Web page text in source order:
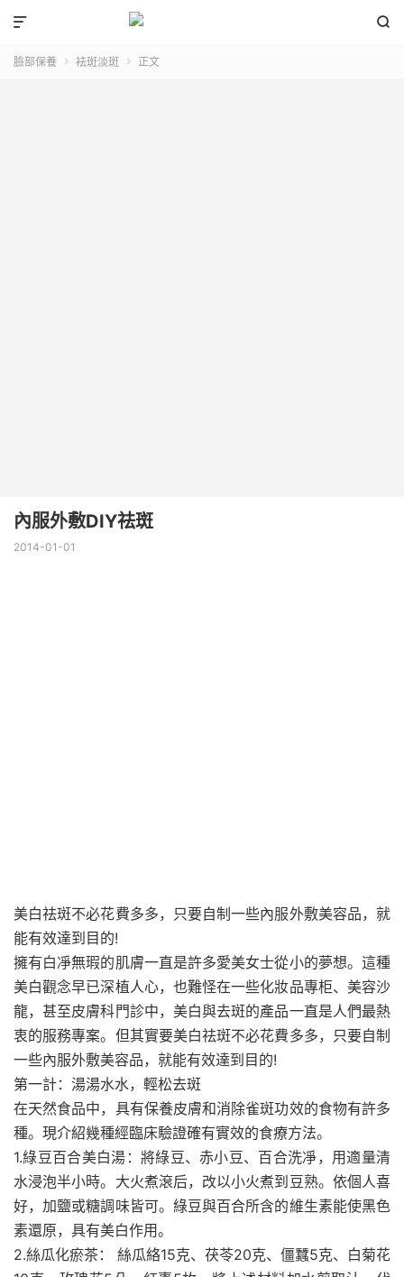


臉部保養  袪斑淡斑  正文
內服外敷DIY祛斑
2014-01-01
美白祛斑不必花費多多，只要自制一些內服外敷美容品，就
能有效達到目的!
擁有白凈無瑕的肌膚一直是許多愛美女士從小的夢想。這種
美白觀念早已深植人心，也難怪在一些化妝品專柜、美容沙
龍，甚至皮膚科門診中，美白與去斑的產品一直是人們最熱
衷的服務專案。但其實要美白祛斑不必花費多多，只要自制
一些內服外敷美容品，就能有效達到目的!
第一計：湯湯水水，輕松去斑
在天然食品中，具有保養皮膚和消除雀斑功效的食物有許多
種。現介紹幾種經臨床驗證確有實效的食療方法。
1.綠豆百合美白湯：將綠豆、赤小豆、百合洗凈，用適量清
水浸泡半小時。大火煮滾后，改以小火煮到豆熟。依個人喜
好，加鹽或糖調味皆可。綠豆與百合所含的維生素能使黑色
素還原，具有美白作用。
2.絲瓜化瘀茶： 絲瓜絡15克、茯苓20克、僵蠶5克、白菊花